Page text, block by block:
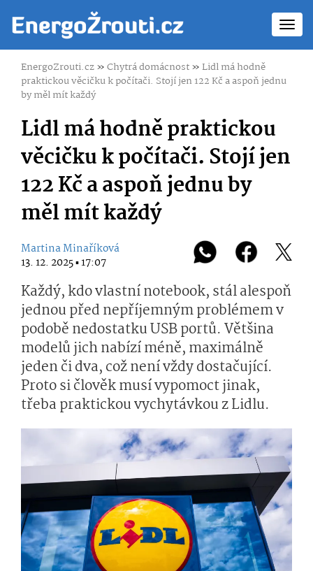
EnergoZrouti.cz»Chytrá domácnost»Lidl má hodně
praktickou věcičku k počítači. Stojí jen 122 Kč a aspoň jednu
by měl mít každý
Lidl má hodně praktickou
věcičku k počítači. Stojí jen
122 Kč a aspoň jednu by
měl mít každý
Martina Minaříková
13. 12. 2025 ▪ 17:07
Každý, kdo vlastní notebook, stál alespoň
jednou před nepříjemným problémem v
podobě nedostatku USB portů. Většina
modelů jich nabízí méně, maximálně
jeden či dva, což není vždy dostačující.
Proto si člověk musí vypomoct jinak,
třeba praktickou vychytávkou z Lidlu.